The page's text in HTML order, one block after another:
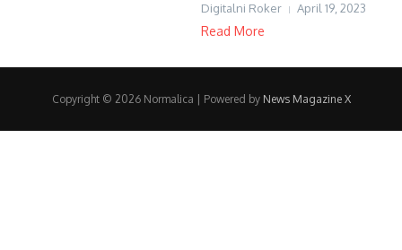
Digitalni Roker April 19, 2023
Read More
Copyright © 2026 Normalica | Powered by News Magazine X